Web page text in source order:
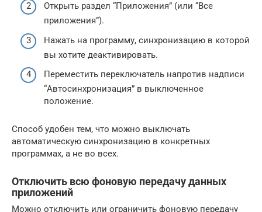
Открыть раздел “Приложения” (или “Все
приложения”).
Нажать на программу, синхронизацию в которой
вы хотите деактивировать.
Переместить переключатель напротив надписи
“Автосинхронизация” в выключенное
положение.
Способ удобен тем, что можно выключать
автоматическую синхронизацию в конкретных
программах, а не во всех.
Отключить всю фоновую передачу данных
приложений
Можно отключить или ограничить фоновую передачу